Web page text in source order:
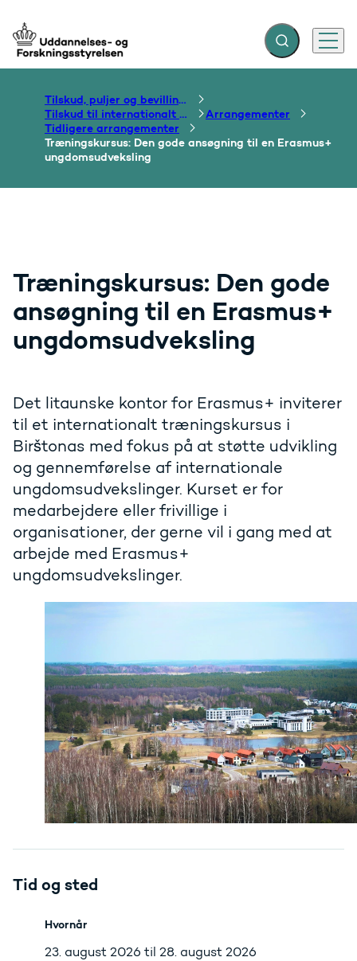
Gå til forsiden Fold søgefelt ud
Menu
Tilskud, puljer og bevillinger
Tilskud til internationalt samarbejde om uddannelse
Arrangementer
Tidligere arrangementer
Træningskursus: Den gode ansøgning til en Erasmus+
ungdomsudveksling
Træningskursus: Den gode
ansøgning til en Erasmus+
ungdomsudveksling
Det litaunske kontor for Erasmus+ inviterer
til et internationalt træningskursus i
Birštonas med fokus på at støtte udvikling
og gennemførelse af internationale
ungdomsudvekslinger. Kurset er for
medarbejdere eller frivillige i
organisationer, der gerne vil i gang med at
arbejde med Erasmus+
ungdomsudvekslinger.
Tid og sted
Hvornår
23. august 2026 til 28. august 2026